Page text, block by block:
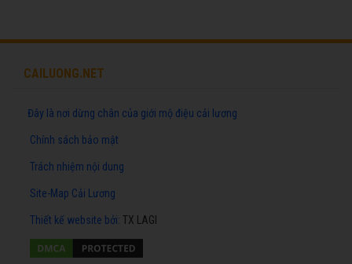
CAILUONG.NET
Đây là nơi dừng chân của giới mộ điệu cải lương
Chính sách bảo mật
Trách nhiệm nội dung
Site-Map Cải Lương
Thiết kế website bởi: TX LAGI